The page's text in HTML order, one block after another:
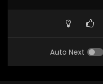
Auto Next